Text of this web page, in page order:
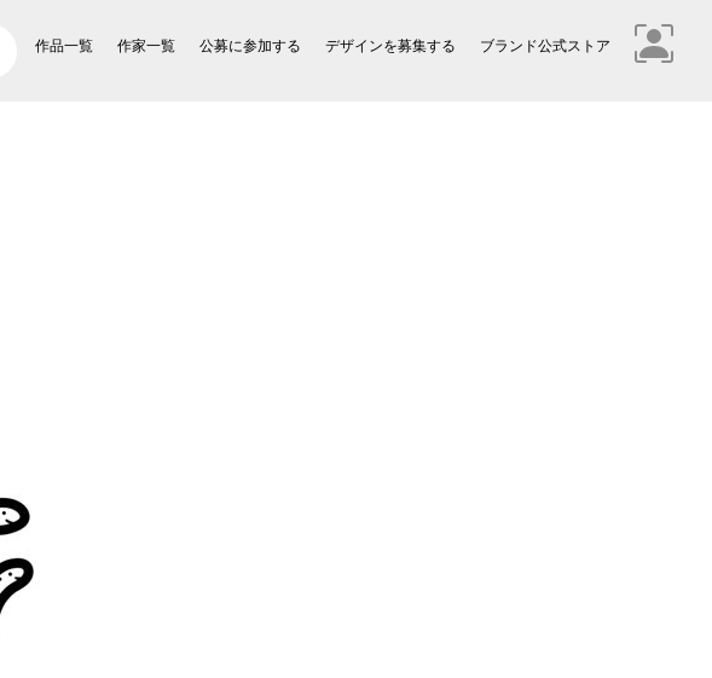
作品一覧 作家一覧 公募に参加する デザインを募集する ブランド公式ストア